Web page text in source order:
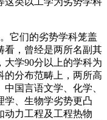
它们的劣势学科笼盖
看，曾经是两所名副其
大学90分以上的学科为
的分布范畴上，两所高
国言语文学、化学、
学、生物学劣势更凸
动力工程及工程热物